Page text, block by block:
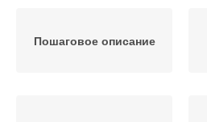
Пошаговое описание